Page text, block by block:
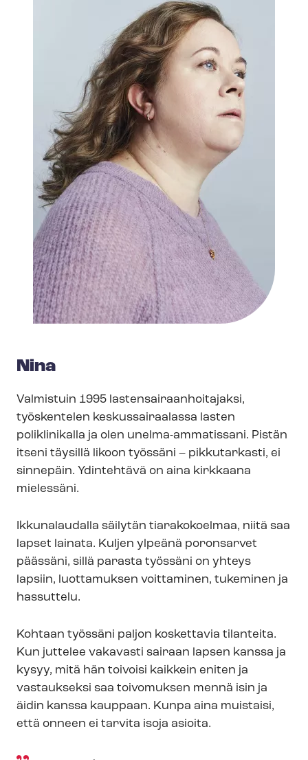
Nina
Valmistuin 1995 las­ten­sai­raan­hoi­ta­jak­si,
työskentelen keskussairaalassa lasten
poliklinikalla ja olen unelma-​ammatissani. Pistän
itseni täysillä likoon työssäni – pikkutarkasti, ei
sinnepäin. Ydintehtävä on aina kirkkaana
mielessäni.
Ikkunalaudalla säilytän tiarakokoelmaa, niitä saa
lapset lainata. Kuljen ylpeänä poronsarvet
päässäni, sillä parasta työssäni on yhteys
lapsiin, luottamuksen voittaminen, tukeminen ja
hassuttelu.
Kohtaan työssäni paljon koskettavia tilanteita.
Kun juttelee vakavasti sairaan lapsen kanssa ja
kysyy, mitä hän toivoisi kaikkein eniten ja
vastaukseksi saa toivomuksen mennä isin ja
äidin kanssa kauppaan. Kunpa aina muistaisi,
että onneen ei tarvita isoja asioita.